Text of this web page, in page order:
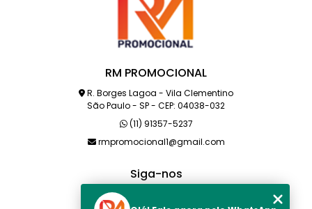
RM PROMOCIONAL
R. Borges Lagoa - Vila Clementino
São Paulo - SP - CEP: 04038-032
(11) 91357-5237
rmpromocional1@gmail.com
Siga-nos